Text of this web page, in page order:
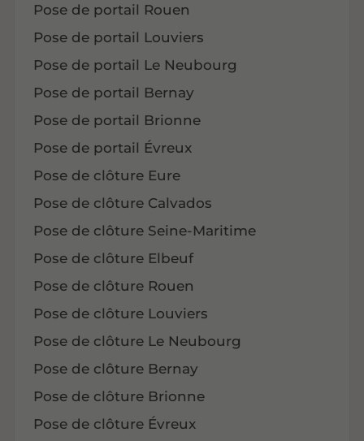
Pose de portail Rouen
Pose de portail Louviers
Pose de portail Le Neubourg
Pose de portail Bernay
Pose de portail Brionne
Pose de portail Évreux
Pose de clôture Eure
Pose de clôture Calvados
Pose de clôture Seine-Maritime
Pose de clôture Elbeuf
Pose de clôture Rouen
Pose de clôture Louviers
Pose de clôture Le Neubourg
Pose de clôture Bernay
Pose de clôture Brionne
Pose de clôture Évreux